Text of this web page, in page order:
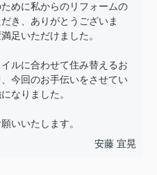
めに私からのリフォームの
き、ありがとうございま
足いただけました。
ルに合わせて住み替えるお
今回のお手伝いをさせてい
なりました。
いいたします。
安藤 宜晃